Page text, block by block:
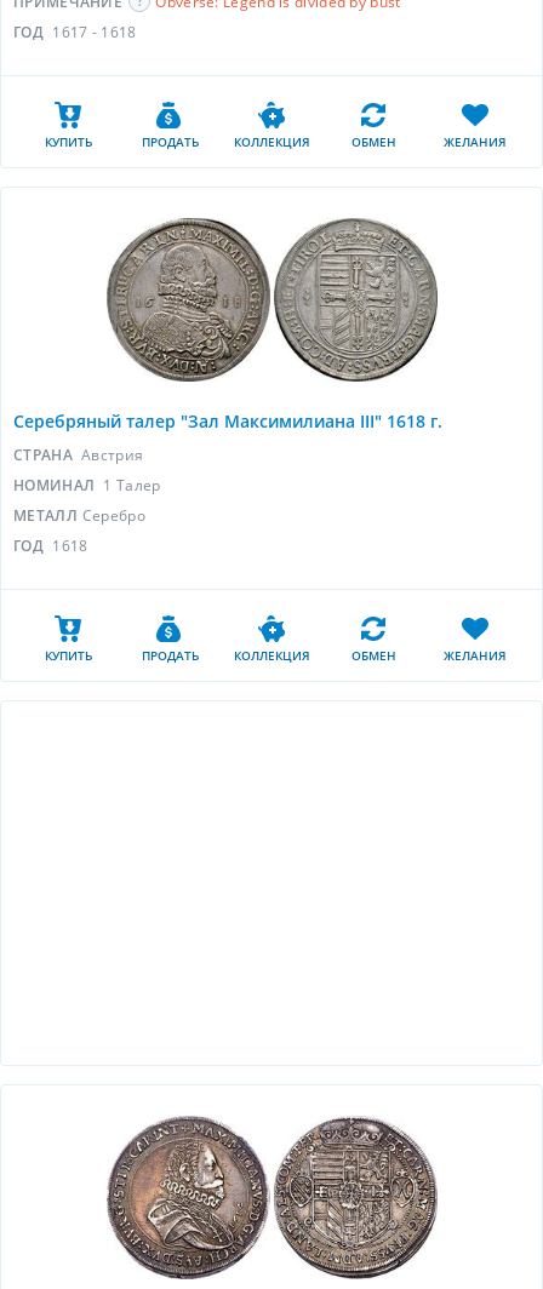
ГОД 1617 - 1618
КУПИТЬ ПРОДАТЬ КОЛЛЕКЦИЯ ОБМЕН ЖЕЛАНИЯ
Серебряный талер "Зал Максимилиана III" 1618 г.
СТРАНА Австрия
НОМИНАЛ 1 Талер
МЕТАЛЛ Серебро
ГОД 1618
КУПИТЬ ПРОДАТЬ КОЛЛЕКЦИЯ ОБМЕН ЖЕЛАНИЯ